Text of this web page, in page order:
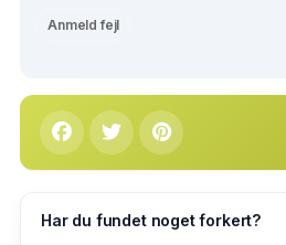
Anmeld fejl
Har du fundet noget forkert?